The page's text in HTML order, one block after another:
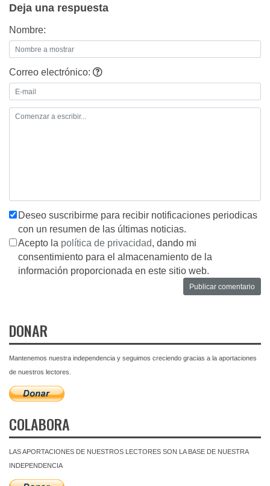
Deja una respuesta
Nombre:
Correo electrónico:
Deseo suscribirme para recibir notificaciones periodicas
con un resumen de las últimas noticias.
Acepto la política de privacidad, dando mi
consentimiento para el almacenamiento de la
información proporcionada en este sitio web.
DONAR
Mantenemos nuestra independencia y seguimos creciendo gracias a la aportaciones
de nuestros lectores.
COLABORA
LAS APORTACIONES DE NUESTROS LECTORES SON LA BASE DE NUESTRA
INDEPENDENCIA